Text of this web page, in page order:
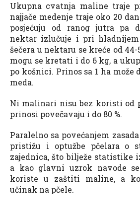
Ukupna cvatnja maline traje
najjače medenje traje oko 20
posjećuju od ranog jutra pa
nektar izlučuje i pri hladnijem
šečera u nektaru se kreće od
mogu se kretati i do 6 kg, a
po košnici. Prinos sa 1 ha može
meda.
Ni malinari nisu bez koristi od
prinosi povečavaju i do 80 %.
Paralelno sa povećanjem
pristižu i optužbe pčelara o
zajednica, što bilježe statistike
a kao glavni uzrok navode
koriste u zaštiti maline, a
učinak na pčele.